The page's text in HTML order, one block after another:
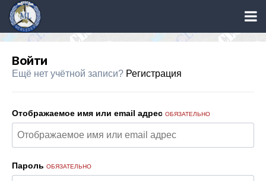
Войти
Ещё нет учётной записи? Регистрация
Отображаемое имя или email адрес ОБЯЗАТЕЛЬНО
Пароль ОБЯЗАТЕЛЬНО